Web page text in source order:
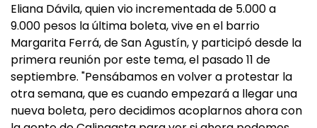
Eliana Dávila, quien vio incrementada de 5.000 a
9.000 pesos la última boleta, vive en el barrio
Margarita Ferrá, de San Agustín, y participó desde la
primera reunión por este tema, el pasado 11 de
septiembre. "Pensábamos en volver a protestar la
otra semana, que es cuando empezará a llegar una
nueva boleta, pero decidimos acoplarnos ahora con